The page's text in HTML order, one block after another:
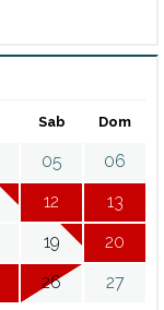
Sab Dom
05
06
12
13
19
20
26
27